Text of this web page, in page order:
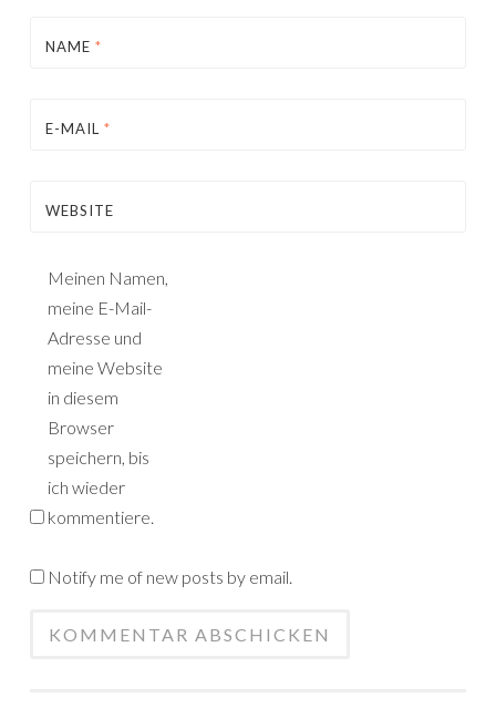
NAME *
E-MAIL *
WEBSITE
Meinen Namen,
meine E-Mail-
Adresse und
meine Website
in diesem
Browser
speichern, bis
ich wieder
kommentiere.
Notify me of new posts by email.